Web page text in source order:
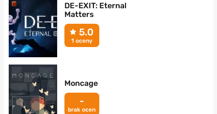
DE-EXIT: Eternal
Matters
5.0
1 oceny
Moncage
-
brak ocen